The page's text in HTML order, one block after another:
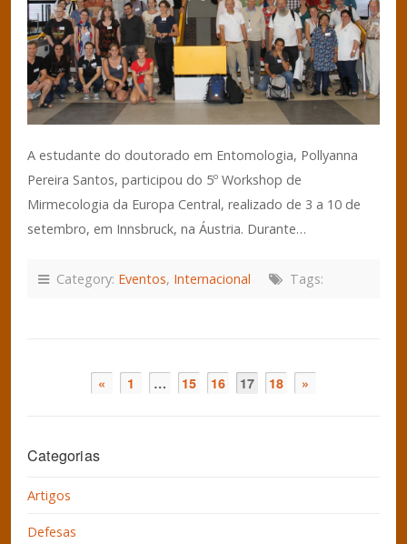
A estudante do doutorado em Entomologia, Pollyanna
Pereira Santos, participou do 5º Workshop de
Mirmecologia da Europa Central, realizado de 3 a 10 de
setembro, em Innsbruck, na Áustria. Durante…
Category: Eventos, Internacional Tags:
« 1 … 15 16 17 18 »
Categorias
Artigos
Defesas